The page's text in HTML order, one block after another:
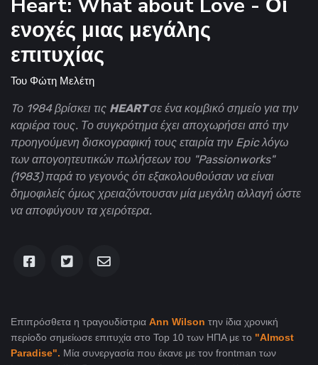
ενοχές μιας μεγάλης
επιτυχίας
Του Φώτη Μελέτη
Tο 1984 βρίσκει τις HEARTσε ένα κομβικό σημείο για την
καριέρα τους. Το συγκρότημα έχει αποχωρήσει από την
προηγούμενη δισκογραφική τους εταιρία την Epic λόγω
των απογοητευτικών πωλήσεων του "Passionworks"
(1983) παρά το γεγονός ότι εξακολουθούσαν να είναι
δημοφιλείς όμως χρειαζόντουσαν μία μεγάλη αλλαγή ώστε
να αποφύγουν τα χειρότερα.
Επιπρόσθετα η τραγουδίστρια Ann Wilson την ίδια χρονική
περίοδο σημείωσε επιτυχία στο Top 10 των ΗΠΑ με το "Almost
Paradise". Μία συνεργασία που έκανε με τον frontman των